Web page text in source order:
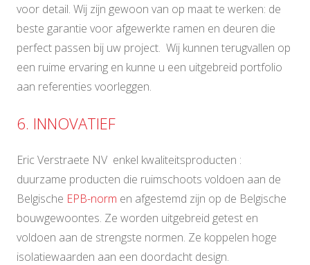
voor detail. Wij zijn gewoon van op maat te werken: de
beste garantie voor afgewerkte ramen en deuren die
perfect passen bij uw project. Wij kunnen terugvallen op
een ruime ervaring en kunne u een uitgebreid portfolio
aan referenties voorleggen.
6. INNOVATIEF
Eric Verstraete NV enkel kwaliteitsproducten :
duurzame producten die ruimschoots voldoen aan de
Belgische EPB-norm en afgestemd zijn op de Belgische
bouwgewoontes. Ze worden uitgebreid getest en
voldoen aan de strengste normen. Ze koppelen hoge
isolatiewaarden aan een doordacht design.